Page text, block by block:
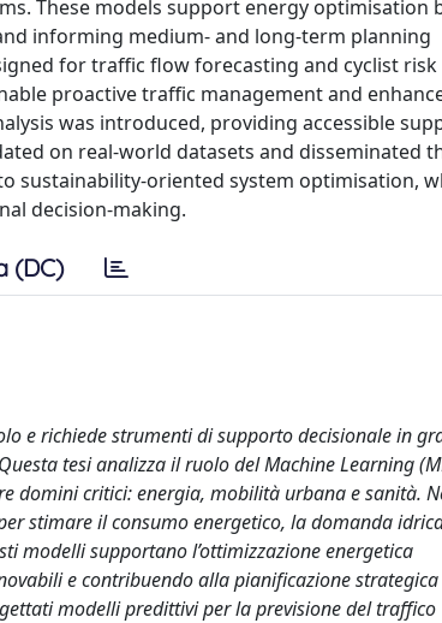
These models support energy optimisation
informing medium- and long-term planning
for traffic flow forecasting and cyclist risk
proactive traffic management and
was introduced, providing accessible
on real-world datasets and disseminated
sustainability-oriented system optimisation,
decision-making.
(DC)
e richiede strumenti di supporto decisionale in
tesi analizza il ruolo del Machine Learning
domini critici: energia, mobilità urbana e sanità.
stimare il consumo energetico, la domanda
modelli supportano l’ottimizzazione energetica
e contribuendo alla pianificazione
modelli predittivi per la previsione del traffico